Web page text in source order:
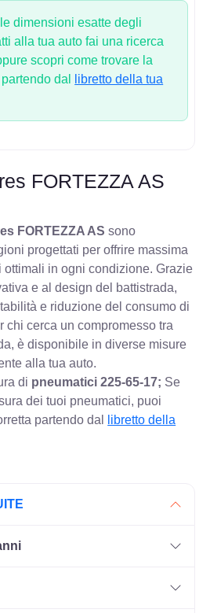
dimensioni esatte degli
alla tua auto fai una ricerca
scopri come trovare la
dal
libretto della tua
FORTEZZA AS
FORTEZZA AS sono
progettati per offrire massima
in ogni condizione. Grazie
e al design del battistrada,
e riduzione del consumo di
chi cerca un compromesso tra
è disponibile in diverse misure
alla tua auto.
di pneumatici225-65-17; Se
dei tuoi pneumatici, puoi
partendo dal
libretto della